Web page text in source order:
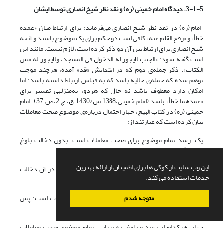
این وب سایت از کوکی ها برای اطمینان از ارائه بهترین
خدمات استفاده می کند.
متوجه شدم
3-1-5. دیدگاه امام خمینی (ره) و نقد نظر شیخ انصاری توسط ایشان
امام (ره) در نقد نظر شیخ انصاری می‌فرماید: برای ارتباط میان «عمده
خطأ» و «رفع القلم عنه» کافی است دو حکم برای یک موضوع باشند و آنچه
شیخ انصاری برای ارتباط بین آن دو ذکر کرده است، لازم نیست. مانند این
است گفته شود: «الجنب لایجوز له الدخول فی المسجد، ولایجوز له مس
الکتاب». ذکر جمله‌ی دوم که در ابتدایش «قد» آمده، هرچند موجب
توهم شده که جمله‌ی حالیه باشد که به قبلش ارتباط داشته باشد؛ اما
امکان دارد معطوف باشد نه حال که هردو، به‌منزله­ی تفسیر برای
«عمدهما خطأ» باشد (امام خمینی،1388 ش/1430 ق، ج 2،ص 37). امام
خمینی (ره) در کتاب البیع، چهار احتمال درباره‌ی موضوع صحت معاملات
بیان کرده است که عبارتند از:
یک. رشد تمام موضوع برای صحت معاملات است، بدون دخالت بلوغ
(بلوغ تأثیر ندارد)؛
دو. بلوغ تمام موضوع برای صحت معاملات است، و رشد در آن دخالت
ندارد؛
سه. هرکدام از بلوغ و رشد، جزء موضوع صحت معاملات است؛ پس
معامله، تنها از بالغ رشید صحیح است؛